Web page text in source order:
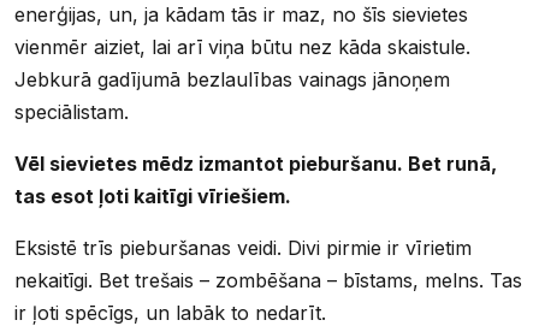
enerģijas, un, ja kādam tās ir maz, no šīs sievietes
vienmēr aiziet, lai arī viņa būtu nez kāda skaistule.
Jebkurā gadījumā bezlaulības vainags jānoņem
speciālistam.
Vēl sievietes mēdz izmantot pieburšanu. Bet runā,
tas esot ļoti kaitīgi vīriešiem.
Eksistē trīs pieburšanas veidi. Divi pirmie ir vīrietim
nekaitīgi. Bet trešais – zombēšana – bīstams, melns. Tas
ir ļoti spēcīgs, un labāk to nedarīt.